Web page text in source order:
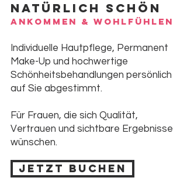
Natürlich schön
Ankommen & Wohlfühlen
Individuelle Hautpflege, Permanent
Make-Up und hochwertige
Schönheitsbehandlungen persönlich
auf Sie abgestimmt.
Für Frauen, die sich Qualität,
Vertrauen und sichtbare Ergebnisse
wünschen.
Jetzt buchen